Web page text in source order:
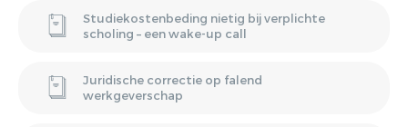
Studiekostenbeding nietig bij verplichte
scholing – een wake-up call
Juridische correctie op falend
werkgeverschap